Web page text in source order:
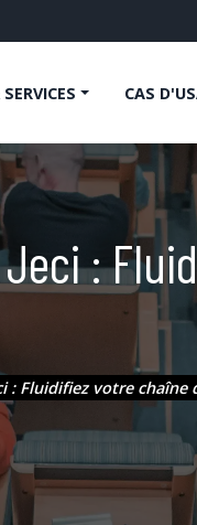
CAS
:
: Fluidifiez votre